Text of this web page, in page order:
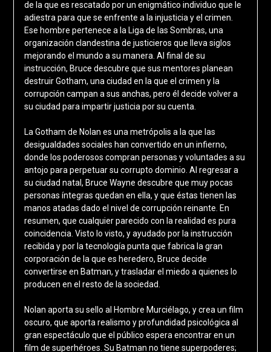
de la que es rescatado por un enigmático individuo que le
adiestra para que se enfrente a la injusticia y el crimen.
Ese hombre pertenece a la Liga de las Sombras, una
organización clandestina de justicieros que lleva siglos
mejorando el mundo a su manera. Al final de su
instrucción, Bruce descubre que sus mentores planean
destruir Gotham, una ciudad en la que el crimen y la
corrupción campan a sus anchas, pero él decide volver a
su ciudad para impartir justicia por su cuenta.
La Gotham de Nolan es una metrópolis a la que las
desigualdades sociales han convertido en un infierno,
donde los poderosos compran personas y voluntades a su
antojo para perpetuar su corrupto dominio. Al regresar a
su ciudad natal, Bruce Wayne descubre que muy pocas
personas íntegras quedan en ella, y que éstas tienen las
manos atadas dado el nivel de corrupción reinante. En
resumen, que cualquier parecido con la realidad es pura
coincidencia. Visto lo visto, y ayudado por la instrucción
recibida y por la tecnología punta que fabrica la gran
corporación de la que es heredero, Bruce decide
convertirse en Batman, y trasladar el miedo a quienes lo
producen en el resto de la sociedad.
Nolan aporta su sello al Hombre Murciélago, y crea un film
oscuro, que aporta realismo y profundidad psicológica al
gran espectáculo que el público espera encontrar en un
film de superhéroes. Su Batman no tiene superpoderes;